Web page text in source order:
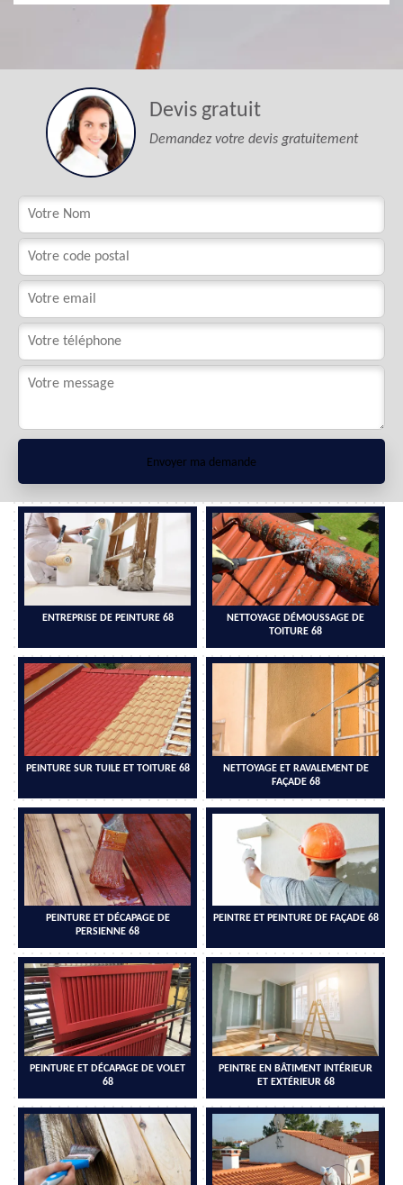
Devis gratuit
Demandez votre devis gratuitement
ENTREPRISE DE PEINTURE 68
NETTOYAGE DÉMOUSSAGE DE
TOITURE 68
PEINTURE SUR TUILE ET TOITURE 68
NETTOYAGE ET RAVALEMENT DE
FAÇADE 68
PEINTURE ET DÉCAPAGE DE
PERSIENNE 68
PEINTRE ET PEINTURE DE FAÇADE 68
PEINTURE ET DÉCAPAGE DE VOLET
68
PEINTRE EN BÂTIMENT INTÉRIEUR
ET EXTÉRIEUR 68